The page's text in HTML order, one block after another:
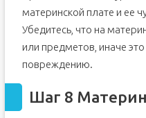
материнской плате и ее
Убедитесь, что на
или предметов, иначе
повреждению.
Шаг 8